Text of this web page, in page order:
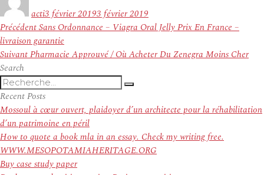
actile
3 février 20193 février 2019
Navigation
de
l’article
PrécédentArticle
précédent :
Sans Ordonnance – Viagra Oral Jelly Prix En France –
livraison garantie
SuivantArticle
Pharmacie Approuvé / Où Acheter Du Zenegra Moins Cher
Search
Recherche
pour
:
Recherche
Recent Posts
Mossoul à cœur ouvert, plaidoyer d’un architecte pour la réhabilitation
d’un patrimoine en péril
How to quote a book mla in an essay. Check my writing free.
WWW.MESOPOTAMIAHERITAGE.ORG
Buy case study paper